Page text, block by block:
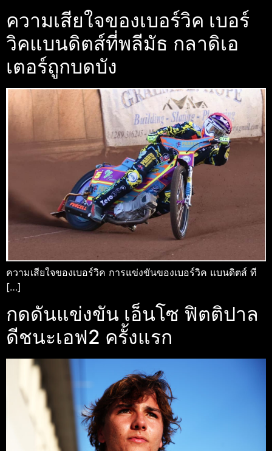
ความเสียใจของเบอร์วิค เบอร์
วิคแบนดิตส์ที่พลีมัธ กลาดิเอ
เตอร์ถูกบดบัง
ความเสียใจของเบอร์วิค การแข่งขันของเบอร์วิค แบนดิตส์ ที
[…]
กดดันแข่งขัน เอ็นโซ ฟิตติปาล
ดีชนะเอฟ2 ครั้งแรก